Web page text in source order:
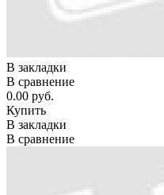
В закладки
В сравнение
0.00 руб.
Купить
В закладки
В сравнение